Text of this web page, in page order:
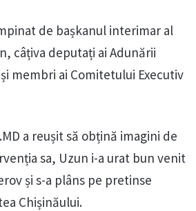
de bașkanul interimar al
câțiva deputați ai Adunării
membri ai Comitetului Executiv
a reușit să obțină imagini de
sa, Uzun i-a urat bun venit
și s-a plâns pe pretinse
Chișinăului.